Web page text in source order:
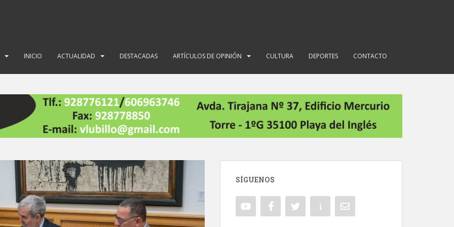
INICIO ACTUALIDAD DESTACADAS ARTÍCULOS DE OPINIÓN CULTURA DEPORTES CONTACTO
SÍGUENOS